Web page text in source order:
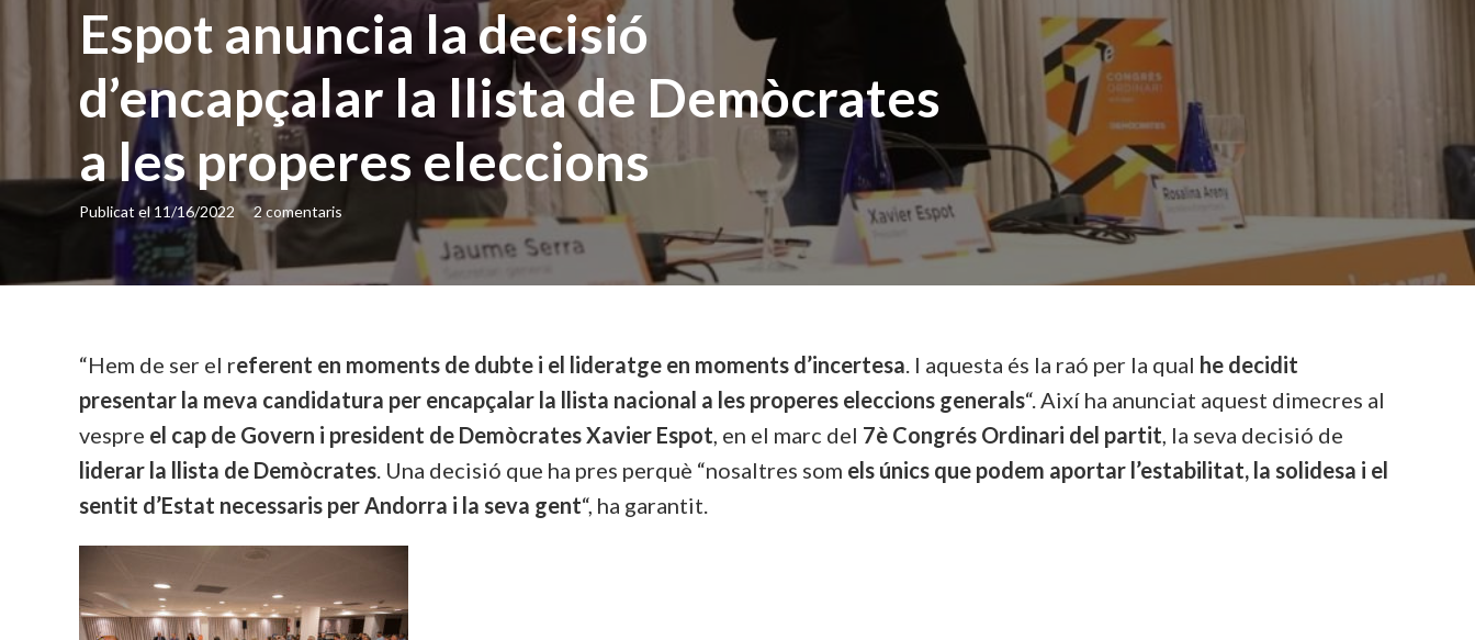
Espot anuncia la decisió
d’encapçalar la llista de Demòcrates
a les properes eleccions
Publicat el11/16/2022 2 comentaris
“Hem de ser el referent en moments de dubte i el lideratge en moments d’incertesa. I aquesta és la raó per la qual he decidit
presentar la meva candidatura per encapçalar la llista nacional a les properes eleccions generals“. Així ha anunciat aquest dimecres al
vespre el cap de Govern i president de Demòcrates Xavier Espot, en el marc del 7è Congrés Ordinari del partit, la seva decisió de
liderar la llista de Demòcrates. Una decisió que ha pres perquè “nosaltres som els únics que podem aportar l’estabilitat, la solidesa i el
sentit d’Estat necessaris per Andorra i la seva gent“, ha garantit.